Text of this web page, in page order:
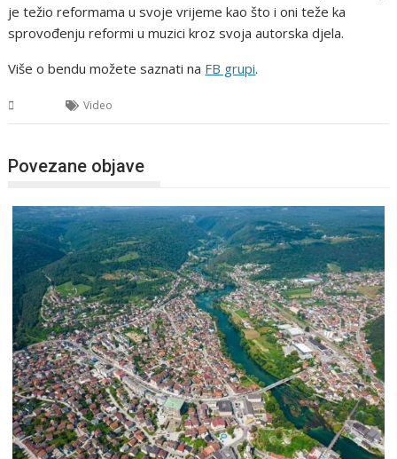
je težio reformama u svoje vrijeme kao što i oni teže ka
sprovođenju reformi u muzici kroz svoja autorska djela.
Više o bendu možete saznati na FB grupi.
Video
Povezane objave